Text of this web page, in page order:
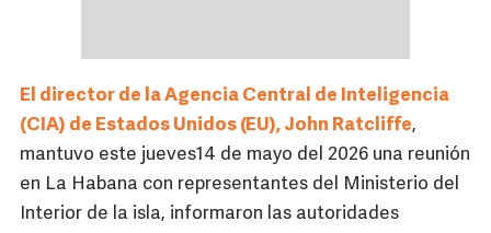
El director de la Agencia Central de Inteligencia
(CIA) de Estados Unidos (EU), John Ratcliffe,
mantuvo este jueves14 de mayo del 2026 una reunión
en La Habana con representantes del Ministerio del
Interior de la isla, informaron las autoridades